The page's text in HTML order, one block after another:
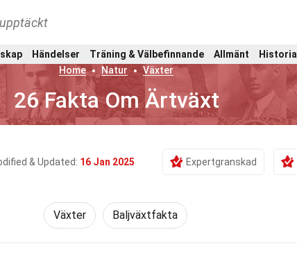
Händelser Träning & Välbefinnande Allmänt Historia
Home
Natur Växter
26 Fakta Om Ärtväxt
& Updated: 16 Jan 2025 Expertgranskad
Växter Baljväxtfakta